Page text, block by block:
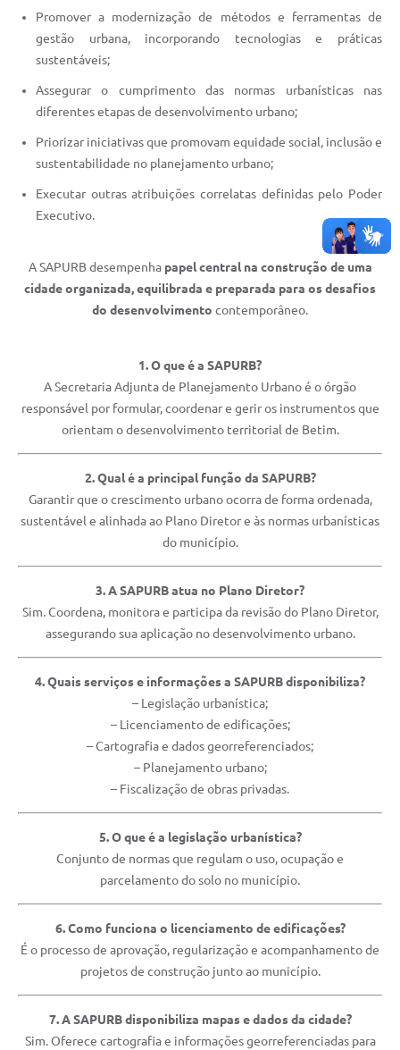
Promover a modernização de métodos e ferramentas de
gestão urbana, incorporando tecnologias e práticas
sustentáveis;
Assegurar o cumprimento das normas urbanísticas nas
diferentes etapas de desenvolvimento urbano;
Priorizar iniciativas que promovam equidade social, inclusão e
sustentabilidade no planejamento urbano;
Executar outras atribuições correlatas definidas pelo Poder
Executivo.
A SAPURB desempenha papel central na construção de uma
cidade organizada, equilibrada e preparada para os desafios
do desenvolvimento contemporâneo.
1. O que é a SAPURB?
A Secretaria Adjunta de Planejamento Urbano é o órgão
responsável por formular, coordenar e gerir os instrumentos que
orientam o desenvolvimento territorial de Betim.
2. Qual é a principal função da SAPURB?
Garantir que o crescimento urbano ocorra de forma ordenada,
sustentável e alinhada ao Plano Diretor e às normas urbanísticas
do município.
3. A SAPURB atua no Plano Diretor?
Sim. Coordena, monitora e participa da revisão do Plano Diretor,
assegurando sua aplicação no desenvolvimento urbano.
4. Quais serviços e informações a SAPURB disponibiliza?
– Legislação urbanística;
– Licenciamento de edificações;
– Cartografia e dados georreferenciados;
– Planejamento urbano;
– Fiscalização de obras privadas.
5. O que é a legislação urbanística?
Conjunto de normas que regulam o uso, ocupação e
parcelamento do solo no município.
6. Como funciona o licenciamento de edificações?
É o processo de aprovação, regularização e acompanhamento de
projetos de construção junto ao município.
7. A SAPURB disponibiliza mapas e dados da cidade?
Sim. Oferece cartografia e informações georreferenciadas para